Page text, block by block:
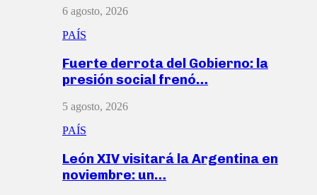
6 agosto, 2026
PAÍS
Fuerte derrota del Gobierno: la
presión social frenó…
5 agosto, 2026
PAÍS
León XIV visitará la Argentina en
noviembre: un…